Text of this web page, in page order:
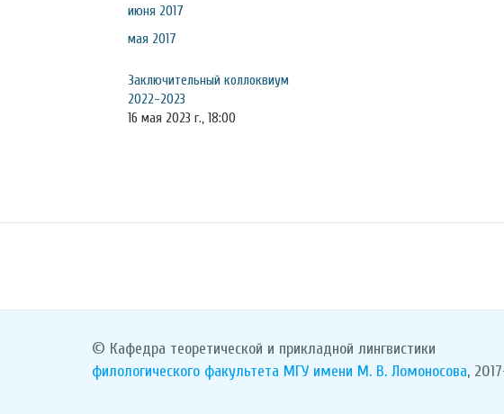
июня 2017
мая 2017
Заключительный коллоквиум
2022-2023
16 мая 2023 г., 18:00
© Кафедра теоретической и прикладной лингвистики
филологического факультета МГУ имени М. В. Ломоносова,